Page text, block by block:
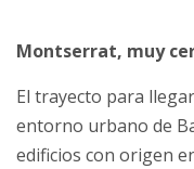
Montserrat, muy
El trayecto para
entorno urbano de
edificios con origen